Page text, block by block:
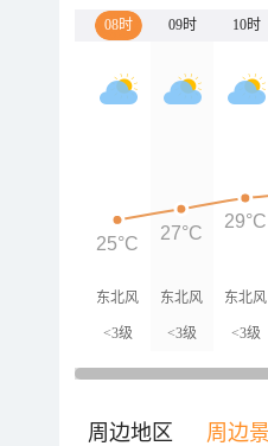
08时 09时 10时
东北风
<3级
东北风
<3级
东北风
<3级
25°C
27°C
29°C
周边地区 周边